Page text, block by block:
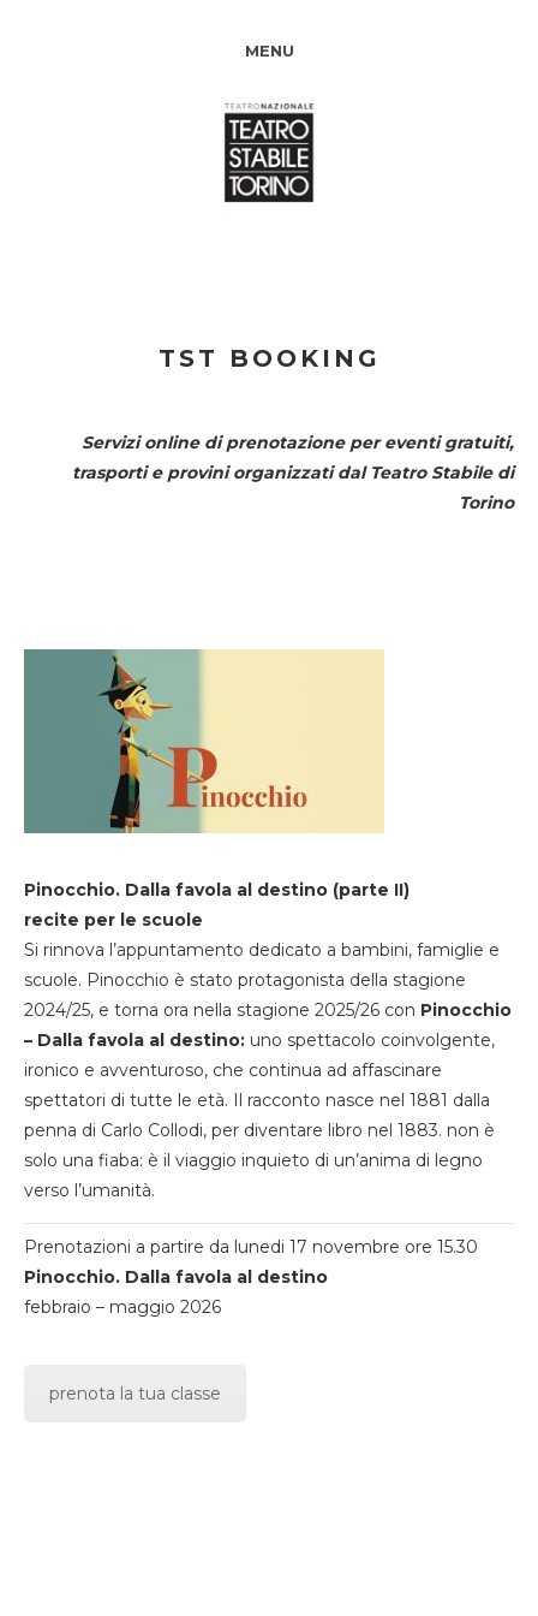
MENU
TST BOOKING
Servizi online di prenotazione per eventi gratuiti,
trasporti e provini organizzati dal Teatro Stabile di
Torino
Pinocchio. Dalla favola al destino (parte II)
recite per le scuole
Si rinnova l’appuntamento dedicato a bambini, famiglie e
scuole. Pinocchio è stato protagonista della stagione
2024/25, e torna ora nella stagione 2025/26 con Pinocchio
– Dalla favola al destino: uno spettacolo coinvolgente,
ironico e avventuroso, che continua ad affascinare
spettatori di tutte le età. Il racconto nasce nel 1881 dalla
penna di Carlo Collodi, per diventare libro nel 1883. non è
solo una fiaba: è il viaggio inquieto di un’anima di legno
verso l’umanità.
Prenotazioni a partire da lunedi 17 novembre ore 15.30
Pinocchio. Dalla favola al destino
febbraio – maggio 2026
prenota la tua classe